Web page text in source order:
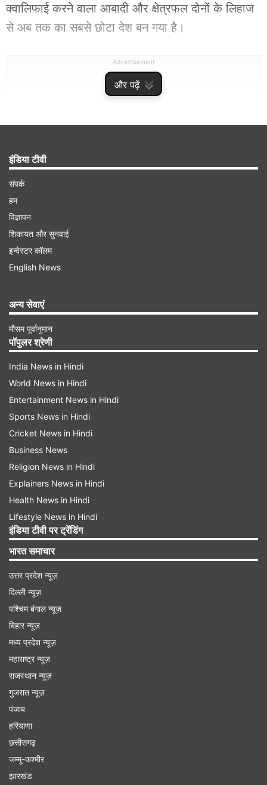
और पढ़ें
क्वालिफाई करने वाला आबादी और क्षेत्रफल दोनों के लिहाज
से अब तक का सबसे छोटा देश बन गया है।
Advertisement
वेनेजुएला के उत्तर में स्थिति है कुरासाओ
उत्तर में लगभग 65 किलोमीटर और अरूबा से करीब 80
किलोमीटर दक्षिण-पूर्व में स्थित है। देश में मुख्य कुरासाओ द्वीप
के अलावा छोटा और निर्जन द्वीप क्लेन कुरासाओ भी शामिल
है। साल 2026 के आंकड़ों के मुताबिक, कुरासाओ की
आबादी 1.7 लाख से थोड़ी ज्यादा है। इसकी राजधानी
विलेमस्टाड (Willemstad) है। अरूबा और बोनेयर के साथ
मिलकर यह प्रसिद्ध ABC द्वीप समूह का हिस्सा बनाता है।
कुरासाओ के एक स्टेडियम में फुटबॉल मैच का दृश्य।
इंडिया टीवी
संपर्क
हम
विज्ञापन
शिकायत और सुनवाई
इन्वेस्टर कॉलम
English News
अन्य सेवाएं
मौसम पूर्वानुमान
पॉपुलर श्रेणी
India News in Hindi
World News in Hindi
Entertainment News in Hindi
Sports News in Hindi
Cricket News in Hindi
Business News
Religion News in Hindi
Explainers News in Hindi
Health News in Hindi
Lifestyle News in Hindi
इंडिया टीवी पर ट्रेंडिंग
भारत समाचार
उत्तर प्रदेश न्यूज़
दिल्ली न्यूज़
पश्चिम बंगाल न्यूज़
बिहार न्यूज़
मध्य प्रदेश न्यूज़
महाराष्ट्र न्यूज़
राजस्थान न्यूज़
गुजरात न्यूज़
पंजाब
हरियाणा
छत्तीसगढ़
जम्मू-कश्मीर
झारखंड